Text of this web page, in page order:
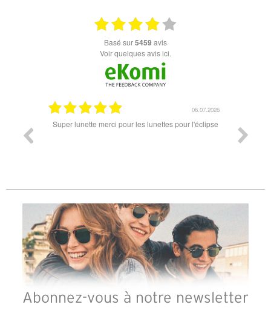
basé sur5459 avis
Voir quelques avis ici.
06.07.2026
Super lunette merci pour les lunettes pour l'éclipse
Abonnez-vous à notre newsletter